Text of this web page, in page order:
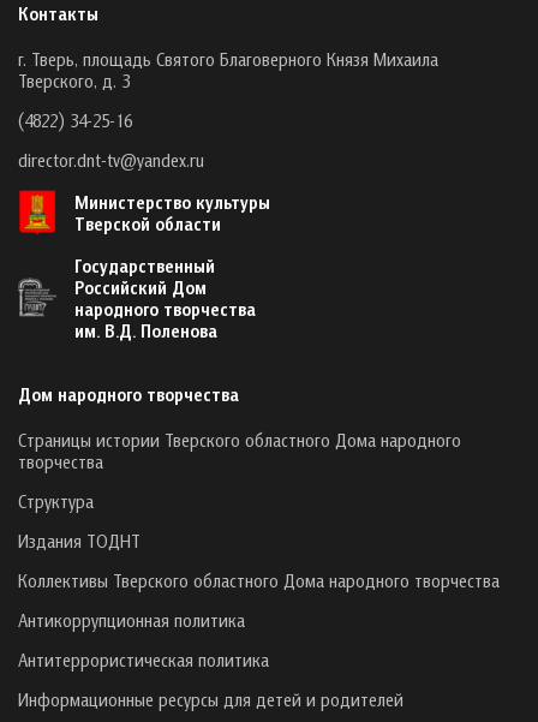
Контакты
г. Тверь, площадь Святого Благоверного Князя Михаила
Тверского, д. 3
(4822) 34-25-16
director.dnt-tv@yandex.ru
Министерство культуры
Тверской области
Государственный
Российский Дом
народного творчества
им. В.Д. Поленова
Дом народного творчества
Страницы истории Тверского областного Дома народного
творчества
Структура
Издания ТОДНТ
Коллективы Тверского областного Дома народного творчества
Антикоррупционная политика
Антитеррористическая политика
Информационные ресурсы для детей и родителей